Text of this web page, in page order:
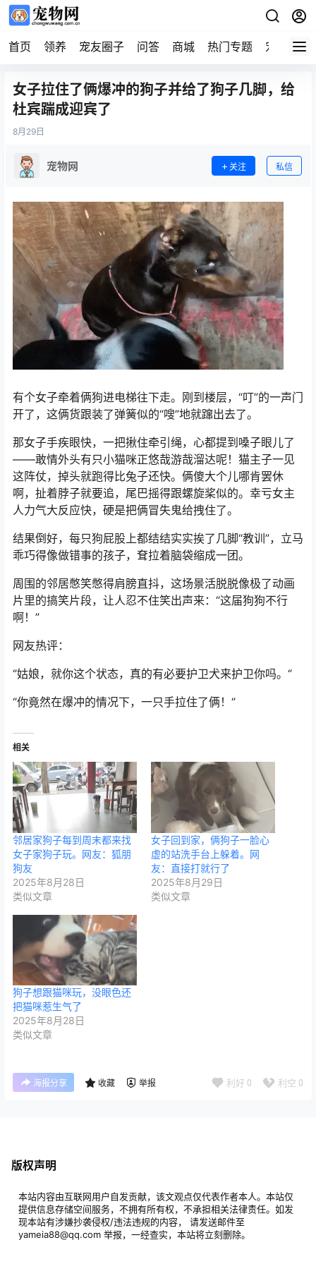
首页 领养 宠友圈子 问答 商城 热门专题 宠物企业
女子拉住了俩爆冲的狗子并给了狗子几脚，给
杜宾踹成迎宾了
8月 29日
宠物网 关注 私信
有个女子牵着俩狗进电梯往下走。刚到楼层，“叮”的一声门
开了，这俩货跟装了弹簧似的“嗖”地就蹿出去了。
那女子手疾眼快，一把揪住牵引绳，心都提到嗓子眼儿了
——敢情外头有只小猫咪正悠哉游哉溜达呢！猫主子一见
这阵仗，掉头就跑得比兔子还快。俩傻大个儿哪肯罢休
啊，扯着脖子就要追，尾巴摇得跟螺旋桨似的。幸亏女主
人力气大反应快，硬是把俩冒失鬼给拽住了。
结果倒好，每只狗屁股上都结结实实挨了几脚“教训”，立马
乖巧得像做错事的孩子，耷拉着脑袋缩成一团。
周围的邻居憋笑憋得肩膀直抖，这场景活脱脱像极了动画
片里的搞笑片段，让人忍不住笑出声来：“这届狗狗不行
啊！”
网友热评：
‘’姑娘，就你这个状态，真的有必要护卫犬来护卫你吗。‘’
‘’你竟然在爆冲的情况下，一只手拉住了俩！‘’
相关
邻居家狗子每到周末都来找
女子家狗子玩。网友：狐朋
狗友
2025年8月28日
类似文章
女子回到家，俩狗子一脸心
虚的站洗手台上躲着。网
友：直接打就行了
2025年8月29日
类似文章
狗子想跟猫咪玩，没眼色还
把猫咪惹生气了
2025年8月28日
类似文章
海报分享 收藏 举报 利好 0 利空 0
版权声明
本站内容由互联网用户自发贡献，该文观点仅代表作者本人。本站仅
提供信息存储空间服务，不拥有所有权，不承担相关法律责任。如发
现本站有涉嫌抄袭侵权/违法违规的内容， 请发送邮件至
yameia88@qq.com 举报，一经查实，本站将立刻删除。